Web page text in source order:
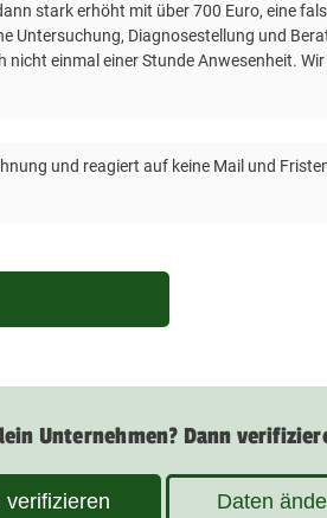
stark erhöht mit über 700 Euro, eine
Untersuchung, Diagnosestellung und
nicht einmal einer Stunde Anwesenheit.
und reagiert auf keine Mail und
Unternehmen? Dann
verifizieren Daten